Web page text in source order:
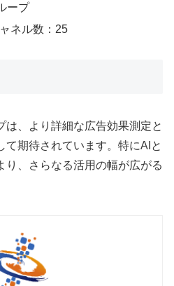
ープ
ネル数：25
は、より詳細な広告効果測定と
て期待されています。特にAIと
り、さらなる活用の幅が広がる